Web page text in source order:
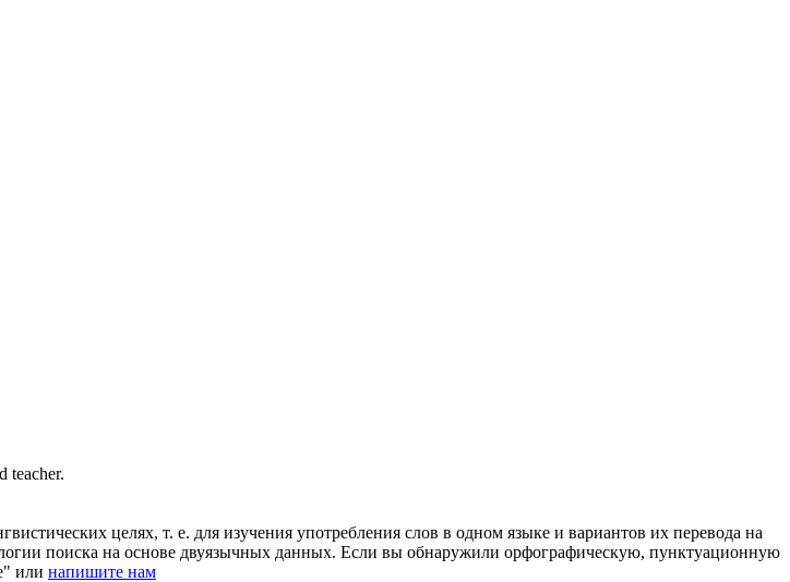
teacher.
целях, т. е. для изучения употребления слов в одном языке и вариантов их перевода на
поиска на основе двуязычных данных. Если вы обнаружили орфографическую, пунктуационную
или напишите нам